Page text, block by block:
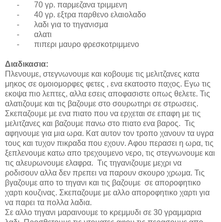
-
70 γρ. παρμεζανα τριμμενη
-
40 γρ. εξτρα παρθενο ελαιολαδο
-
λαδι για το τηγανισμα
-
αλατι
-
πιπερι μαυρο φρεσκοτριμμενο
Διαδικασια:
Πλενουμε, στεγνωνουμε και κοβουμε τις μελιτζανες κατα
μηκος σε ομοιομορφες φετες , ενα εκατοστο παχος. Εγω τις
εκοψα πιο λεπτες, αλλα εσεις αποφασιστε οπως θελετε. Τις
αλατιζουμε και τις βαζουμε στο σουρωτηρι σε στρωσεις.
Σκεπαζουμε με ενα πιατο που να ερχεται σε επαφη με τις
μελιτζανες και βαζουμε πανω στο πιατο ενα βαρος. Τις
αφηνουμε για μια ωρα. Κατ αυτον τον τροπο χανουν τα υγρα
τους και τυχον πικραδα που εχουν. Αφου περασει η ωρα, τις
ξεπλενουμε κατω απο τρεχουμενο νερο, τις στεγνωνουμε και
τις αλευρωνουμε ελαφρα. Τις τηγανιζουμε μεχρι να
ροδισουν αλλα δεν πρεπει να παρουν σκουρο χρωμα. Τις
βγαζουμε απο το τηγανι και τις βαζουμε σε αποροφητικο
χαρτι κουζινας. Σκεπαζουμε με αλλο αποροφητικο χαρτι για
να παρει τα πολλα λαδια.
Σε αλλο τηγανι μαραινουμε το κρεμμυδι σε 30 γραμμαρια